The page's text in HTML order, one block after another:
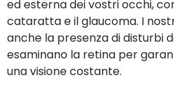
ed esterna dei vostri occhi,
cataratta e il glaucoma. I
anche la presenza di disturbi
esaminano la retina per
una visione costante.